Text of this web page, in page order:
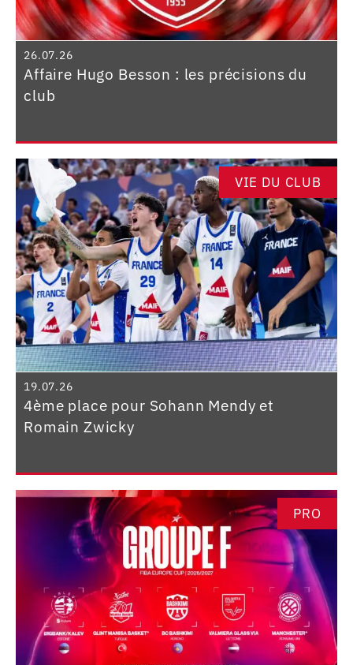
26.07.26
Affaire Hugo Besson : les précisions du
club
VIE DU CLUB
19.07.26
4ème place pour Sohann Mendy et
Romain Zwicky
PRO